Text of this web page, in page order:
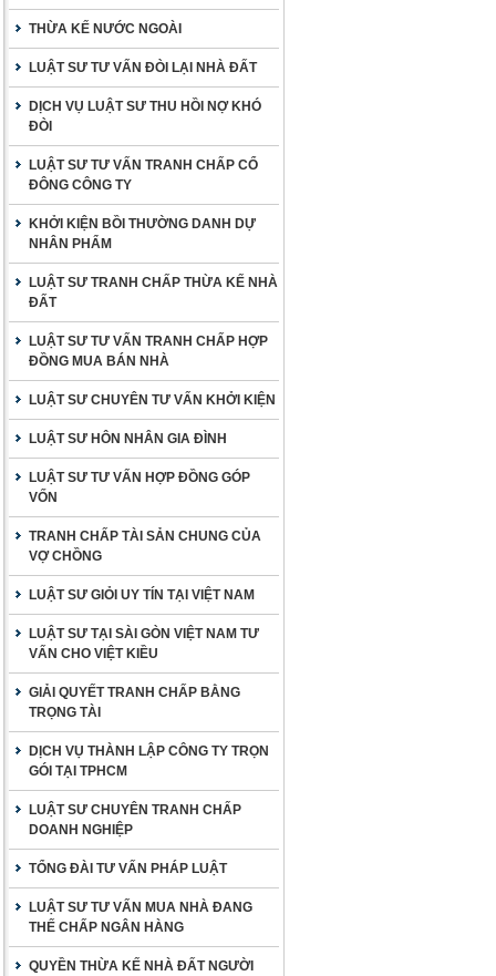
THỪA KẾ NƯỚC NGOÀI
LUẬT SƯ TƯ VẤN ĐÒI LẠI NHÀ ĐẤT
DỊCH VỤ LUẬT SƯ THU HỒI NỢ KHÓ
ĐÒI
LUẬT SƯ TƯ VẤN TRANH CHẤP CỔ
ĐÔNG CÔNG TY
KHỞI KIỆN BỒI THƯỜNG DANH DỰ
NHÂN PHẨM
LUẬT SƯ TRANH CHẤP THỪA KẾ NHÀ
ĐẤT
LUẬT SƯ TƯ VẤN TRANH CHẤP HỢP
ĐỒNG MUA BÁN NHÀ
LUẬT SƯ CHUYÊN TƯ VẤN KHỞI KIỆN
LUẬT SƯ HÔN NHÂN GIA ĐÌNH
LUẬT SƯ TƯ VẤN HỢP ĐỒNG GÓP
VỐN
TRANH CHẤP TÀI SẢN CHUNG CỦA
VỢ CHỒNG
LUẬT SƯ GIỎI UY TÍN TẠI VIỆT NAM
LUẬT SƯ TẠI SÀI GÒN VIỆT NAM TƯ
VẤN CHO VIỆT KIỀU
GIẢI QUYẾT TRANH CHẤP BẰNG
TRỌNG TÀI
DỊCH VỤ THÀNH LẬP CÔNG TY TRỌN
GÓI TẠI TPHCM
LUẬT SƯ CHUYÊN TRANH CHẤP
DOANH NGHIỆP
TỔNG ĐÀI TƯ VẤN PHÁP LUẬT
LUẬT SƯ TƯ VẤN MUA NHÀ ĐANG
THẾ CHẤP NGÂN HÀNG
QUYỀN THỪA KẾ NHÀ ĐẤT NGƯỜI